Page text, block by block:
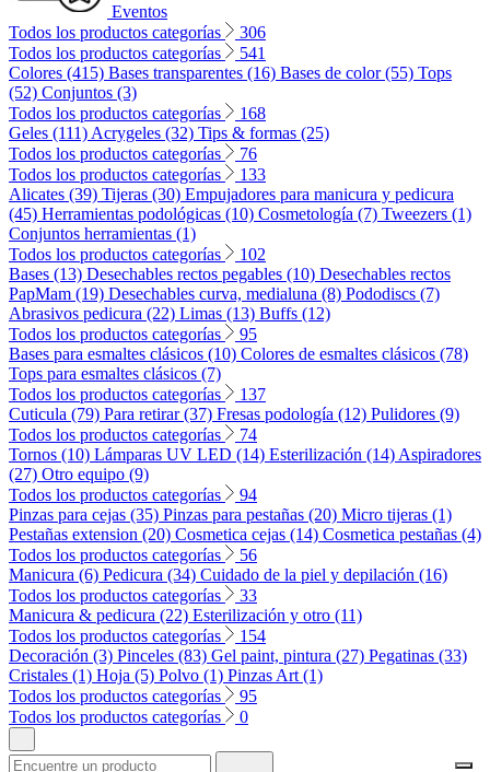
Eventos
Todos los productos categorías
306
Todos los productos categorías
541
Colores (415) Bases transparentes (16) Bases de color (55) Tops
(52) Conjuntos (3)
Todos los productos categorías
168
Geles (111) Acrygeles (32) Tips & formas (25)
Todos los productos categorías
76
Todos los productos categorías
133
Alicates (39) Tijeras (30) Empujadores para manicura y pedicura
(45) Herramientas podológicas (10) Cosmetología (7) Tweezers (1)
Conjuntos herramientas (1)
Todos los productos categorías
102
Bases (13) Desechables rectos pegables (10) Desechables rectos
PapMam (19) Desechables curva, medialuna (8) Pododiscs (7)
Abrasivos pedicura (22) Limas (13) Buffs (12)
Todos los productos categorías
95
Bases para esmaltes clásicos (10) Colores de esmaltes clásicos (78)
Tops para esmaltes clásicos (7)
Todos los productos categorías
137
Cuticula (79) Para retirar (37) Fresas podología (12) Pulidores (9)
Todos los productos categorías
74
Tornos (10) Lámparas UV LED (14) Esterilización (14) Aspiradores
(27) Otro equipo (9)
Todos los productos categorías
94
Pinzas para cejas (35) Pinzas para pestañas (20) Micro tijeras (1)
Pestañas extension (20) Cosmetica cejas (14) Cosmetica pestañas (4)
Todos los productos categorías
56
Manicura (6) Pedicura (34) Cuidado de la piel y depilación (16)
Todos los productos categorías
33
Manicura & pedicura (22) Esterilización y otro (11)
Todos los productos categorías
154
Decoración (3) Pinceles (83) Gel paint, pintura (27) Pegatinas (33)
Cristales (1) Hoja (5) Polvo (1) Pinzas Art (1)
Todos los productos categorías
95
Todos los productos categorías
0